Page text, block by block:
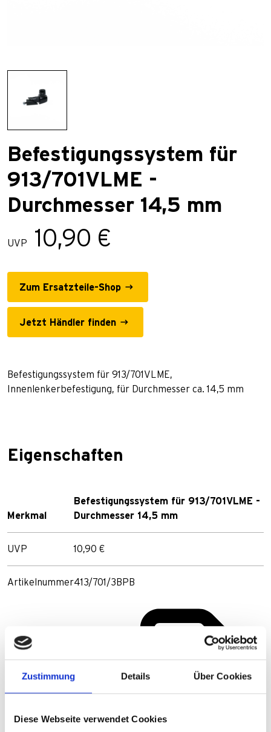
Zustimmung Details Über Cookies
Diese Webseite verwendet Cookies
Befestigungssystem für
913/701VLME -
Durchmesser 14,5 mm
UVP 10,90 €
Zum Ersatzteile-Shop
Jetzt Händler finden
Befestigungssystem für 913/701VLME,
Innenlenkerbefestigung, für Durchmesser ca. 14,5 mm
Eigenschaften
Merkmal
Befestigungssystem für 913/701VLME -
Durchmesser 14,5 mm
UVP 10,90 €
Artikelnummer413/701/3BPB